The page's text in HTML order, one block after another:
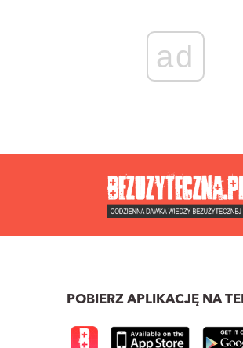
ad
POBIERZ APLIKACJĘ NA